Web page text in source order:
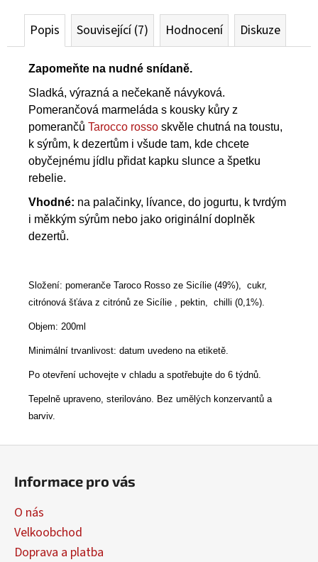
Popis Související (7) Hodnocení Diskuze
Zapomeňte na nudné snídaně.
Sladká, výrazná a nečekaně návyková.
Pomerančová marmeláda s kousky kůry z
pomerančů Tarocco rosso skvěle chutná na toustu,
k sýrům, k dezertům i všude tam, kde chcete
obyčejnému jídlu přidat kapku slunce a špetku
rebelie.
Vhodné: na palačinky, lívance, do jogurtu, k tvrdým
i měkkým sýrům nebo jako originální doplněk
dezertů.
Složení: pomeranče Taroco Rosso ze Sicílie (49%), cukr,
citrónová šťáva z citrónů ze Sicílie , pektin,
chilli (0,1%).
Objem: 200ml
Minimální trvanlivost: datum uvedeno na etiketě.
Po otevření uchovejte v chladu a spotřebujte do 6 týdnů.
Tepelně upraveno, sterilováno. Bez umělých konzervantů a
barviv.
Informace pro vás
O nás
Velkoobchod
Doprava a platba